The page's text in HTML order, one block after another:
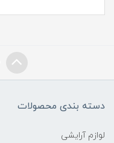
دسته بندی محصولات
لوازم آرایشی